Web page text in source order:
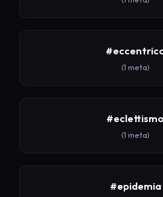
(1 meta)
#eclettismo
(1 meta)
#epidemia